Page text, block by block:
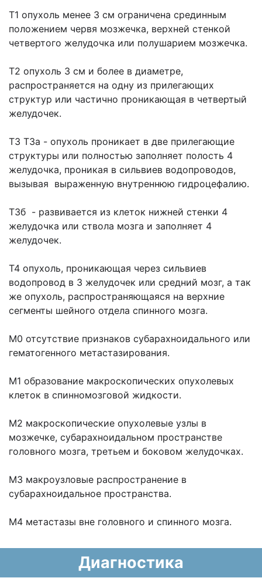
Т1 опухоль менее 3 см ограничена срединным
положением червя мозжечка, верхней стенкой
четвертого желудочка или полушарием мозжечка.
Т2 опухоль 3 см и более в диаметре,
распространяется на одну из прилегающих
структур или частично проникающая в четвертый
желудочек.
Т3 Т3а - опухоль проникает в две прилегающие
структуры или полностью заполняет полость 4
желудочка, проникая в сильвиев водопроводов,
вызывая выраженную внутреннюю гидроцефалию.
Т3б - развивается из клеток нижней стенки 4
желудочка или ствола мозга и заполняет 4
желудочек.
Т4 опухоль, проникающая через сильвиев
водопровод в 3 желудочек или средний мозг, а так
же опухоль, распространяющаяся на верхние
сегменты шейного отдела спинного мозга.
М0 отсутствие признаков субарахноидального или
гематогенного метастазирования.
М1 образование макроскопических опухолевых
клеток в спинномозговой жидкости.
М2 макроскопические опухолевые узлы в
мозжечке, субарахноидальном пространстве
головного мозга, третьем и боковом желудочках.
М3 макроузловые распространение в
субарахноидальное пространства.
М4 метастазы вне головного и спинного мозга.
Диагностика